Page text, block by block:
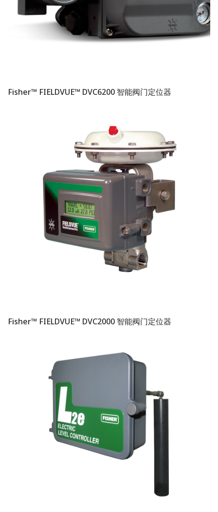
Fisher™ FIELDVUE™ DVC6200 智能阀门定位器
Fisher™ FIELDVUE™ DVC2000 智能阀门定位器